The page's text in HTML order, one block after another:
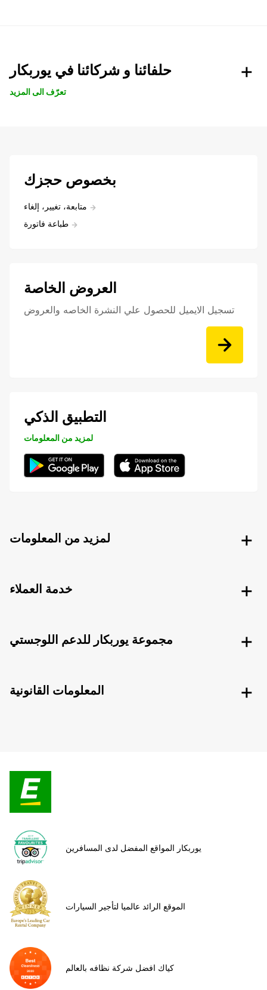
حلفائنا و شركائنا في يوربكار
تعرّف الى المزيد
بخصوص حجزك
متابعة، تغيير، إلغاء
طباعة فاتورة
العروض الخاصة
تسجيل الايميل للحصول علي النشرة الخاصه والعروض
التطبيق الذكي
لمزيد من المعلومات
لمزيد من المعلومات
خدمة العملاء
مجموعة يوربكار للدعم اللوجستي
المعلومات القانونية
يوربكار المواقع المفضل لدى المسافرين
الموقع الرائد عالميا لتأجير السيارات
كياك افضل شركة نظافه بالعالم